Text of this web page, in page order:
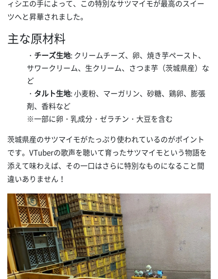
ィシエの手によって、この特別なサツマイモが最高のスイー
ツへと昇華されました。
主な原材料
・ チーズ生地: クリームチーズ、卵、焼き芋ペースト、
サワークリーム、生クリーム、さつま芋（茨城県産）な
ど
・ タルト生地: 小麦粉、マーガリン、砂糖、鶏卵、膨張
剤、香料など
※一部に卵・乳成分・ゼラチン・大豆を含む
茨城県産のサツマイモがたっぷり使われているのがポイント
です。VTuberの歌声を聴いて育ったサツマイモという物語を
添えて味わえば、その一口はさらに特別なものになること間
違いありません！